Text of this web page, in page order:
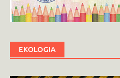
EKOLOGIA